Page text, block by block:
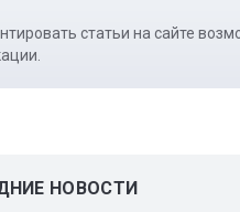
статьи на сайте
НОВОСТИ